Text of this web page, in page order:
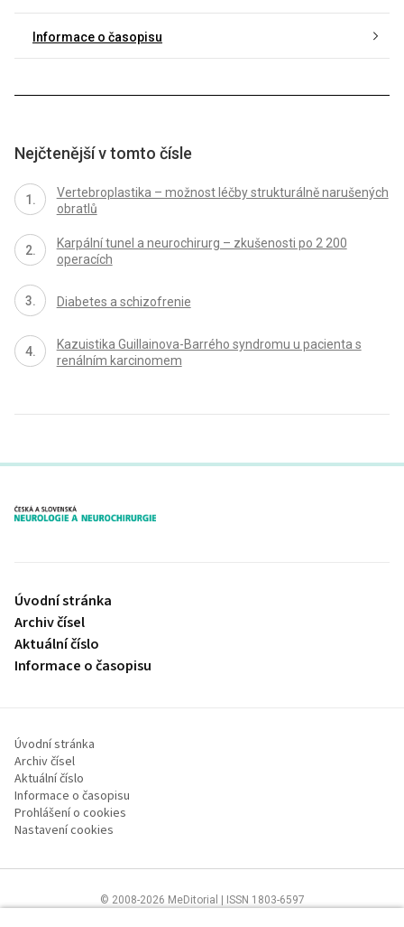
Informace o časopisu
Nejčtenější v tomto čísle
Vertebroplastika – možnost léčby strukturálně narušených
obratlů
Karpální tunel a neurochirurg – zkušenosti po 2 200
operacích
Diabetes a schizofrenie
Kazuistika Guillainova-Barrého syndromu u pacienta s
renálním karcinomem
proLékaře.cz
Úvodní stránka
Archiv čísel
Aktuální číslo
Informace o časopisu
Úvodní stránka
Archiv čísel
Aktuální číslo
Informace o časopisu
Prohlášení o cookies
Nastavení cookies
© 2008-2026 MeDitorial | ISSN 1803-6597